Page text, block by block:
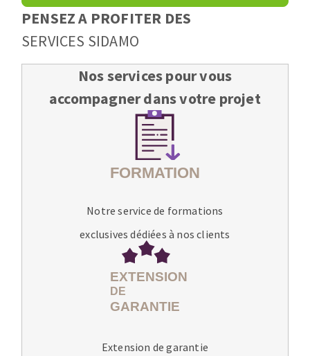
PENSEZ A PROFITER DES
SERVICES SIDAMO
Nos services pour vous
accompagner dans votre projet
Notre service de formations
exclusives dédiées à nos clients
Extension de garantie